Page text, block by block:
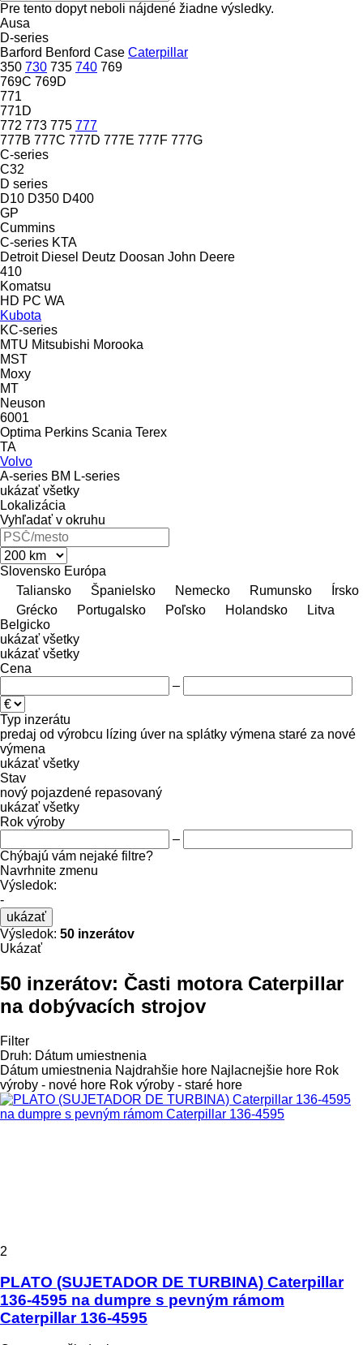
Pre tento dopyt neboli nájdené žiadne výsledky.
Ausa
D-series
Barford Benford Case Caterpillar
350 730 735 740 769
769C 769D
771
771D
772 773 775 777
777B 777C 777D 777E 777F 777G
C-series
C32
D series
D10 D350 D400
GP
Cummins
C-series KTA
Detroit Diesel Deutz Doosan John Deere
410
Komatsu
HD PC WA
Kubota
KC-series
MTU Mitsubishi Morooka
MST
Moxy
MT
Neuson
6001
Optima Perkins Scania Terex
TA
Volvo
A-series BM L-series
ukázať všetky
Lokalizácia
Vyhľadať v okruhu
Slovensko Európa
Taliansko
Španielsko Nemecko Rumunsko
Írsko
Grécko
Portugalsko Poľsko Holandsko
Litva
Belgicko
ukázať všetky
ukázať všetky
Cena
–
Typ inzerátu
predaj od výrobcu lízing úver na splátky výmena staré za nové
výmena
ukázať všetky
Stav
nový pojazdené repasovaný
ukázať všetky
Rok výroby
–
Chýbajú vám nejaké filtre?
Navrhnite zmenu
Výsledok:
-
ukázať
Výsledok: 50 inzerátov
Ukázať
50 inzerátov: Časti motora Caterpillar
na dobývacích strojov
Filter
Druh: Dátum umiestnenia
Dátum umiestnenia Najdrahšie hore Najlacnejšie hore Rok
výroby - nové hore Rok výroby - staré hore
2
PLATO (SUJETADOR DE TURBINA) Caterpillar
136-4595 na dumpre s pevným rámom
Caterpillar 136-4595